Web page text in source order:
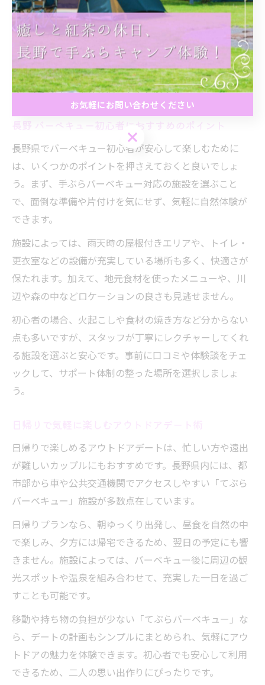
道具の忘れ物や準備不足で困る心配がなく、デート相手
と自然の中でゆったりとした時間を過ごせるのが「てぶ
らバーベキュー」最大のメリットです。初めてでも快適
に過ごせるよう、事前に施設のサポート内容や流れを確
認しておくと、より安心して楽しめます。
長野 バーベキュー初心者におすすめのポイント
長野県でバーベキュー初心者が安心して楽しむために
は、いくつかのポイントを押さえておくと良いでしょ
う。まず、手ぶらバーベキュー対応の施設を選ぶこと
で、面倒な準備や片付けを気にせず、気軽に自然体験が
できます。
施設によっては、雨天時の屋根付きエリアや、トイレ・
更衣室などの設備が充実している場所も多く、快適さが
保たれます。加えて、地元食材を使ったメニューや、川
辺や森の中などロケーションの良さも見逃せません。
初心者の場合、火起こしや食材の焼き方など分からない
点も多いですが、スタッフが丁寧にレクチャーしてくれ
る施設を選ぶと安心です。事前に口コミや体験談をチェ
ックして、サポート体制の整った場所を選択しましょ
う。
日帰りで楽しめるアウトドアデートは、忙しい方や遠出
が難しいカップルにもおすすめです。長野県内には、都
市部から車や公共交通機関でアクセスしやすい「てぶら
バーベキュー」施設が多数点在しています。
日帰りプランなら、朝ゆっくり出発し、昼食を自然の中
で楽しみ、夕方には帰宅できるため、翌日の予定にも響
きません。施設によっては、バーベキュー後に周辺の観
光スポットや温泉を組み合わせて、充実した一日を過ご
すことも可能です。
移動や持ち物の負担が少ない「てぶらバーベキュー」な
ら、デートの計画もシンプルにまとめられ、気軽にアウ
トドアの魅力を体験できます。初心者でも安心して利用
できるため、二人の思い出作りにぴったりです。
お気軽にお問い合わせください
お気軽にお問い合わせください